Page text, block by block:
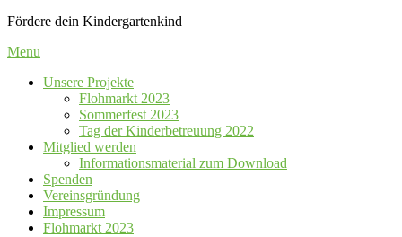
Fördere dein Kindergartenkind
Menu
Unsere Projekte
Flohmarkt 2023
Sommerfest 2023
Tag der Kinderbetreuung 2022
Mitglied werden
Informationsmaterial zum Download
Spenden
Vereinsgründung
Impressum
Flohmarkt 2023